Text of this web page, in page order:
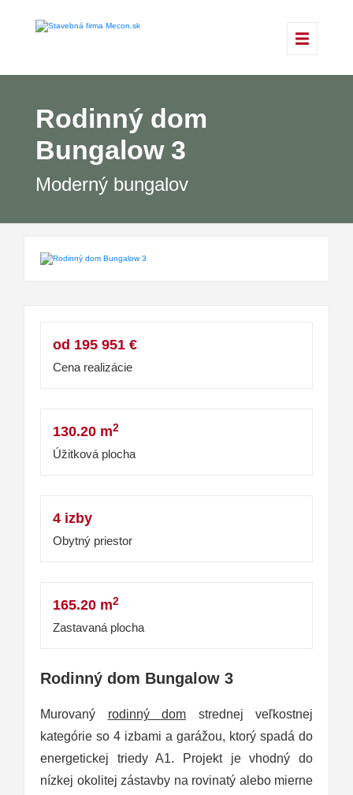
Rodinný dom
Bungalow 3
Moderný bungalov
od 195 951 €
Cena realizácie
130.20 m2
Úžitková plocha
4 izby
Obytný priestor
165.20 m2
Zastavaná plocha
Rodinný dom Bungalow 3
Murovaný rodinný dom strednej veľkostnej
kategórie so 4 izbami a garážou, ktorý spadá do
energetickej triedy A1. Projekt je vhodný do
nízkej okolitej zástavby na rovinatý alebo mierne